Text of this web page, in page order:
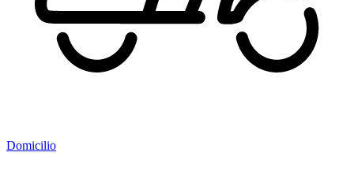
Domicilio